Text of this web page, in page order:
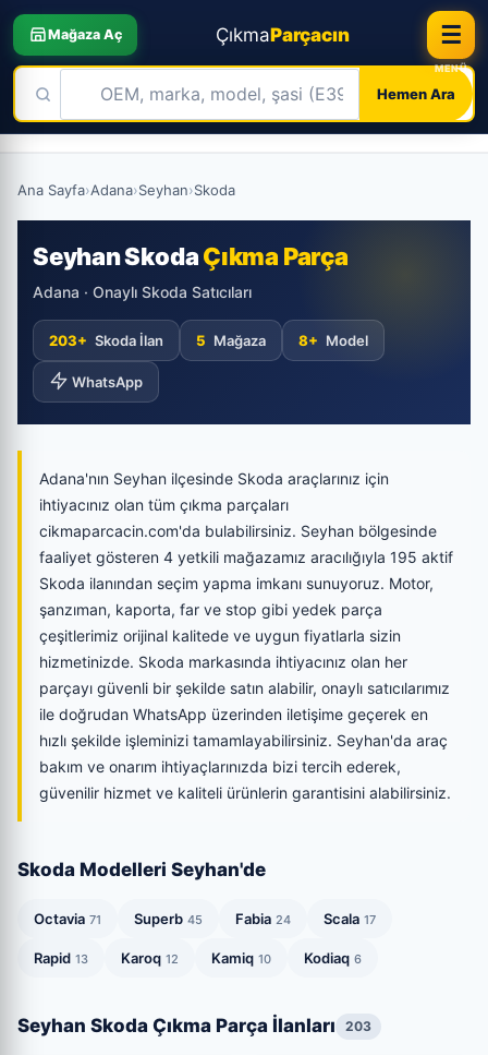
Mağaza Aç ÇıkmaParçacın
Hemen Ara
☰
Ana Sayfa›Adana›Seyhan›Skoda
Seyhan SkodaÇıkma Parça
Adana · Onaylı Skoda Satıcıları
203+ Skoda İlan 5 Mağaza 8+ Model
WhatsApp
Adana'nın Seyhan ilçesinde Skoda araçlarınız için
ihtiyacınız olan tüm çıkma parçaları
cikmaparcacin.com'da bulabilirsiniz. Seyhan bölgesinde
faaliyet gösteren 4 yetkili mağazamız aracılığıyla 195 aktif
Skoda ilanından seçim yapma imkanı sunuyoruz. Motor,
şanzıman, kaporta, far ve stop gibi yedek parça
çeşitlerimiz orijinal kalitede ve uygun fiyatlarla sizin
hizmetinizde. Skoda markasında ihtiyacınız olan her
parçayı güvenli bir şekilde satın alabilir, onaylı satıcılarımız
ile doğrudan WhatsApp üzerinden iletişime geçerek en
hızlı şekilde işleminizi tamamlayabilirsiniz. Seyhan'da araç
bakım ve onarım ihtiyaçlarınızda bizi tercih ederek,
güvenilir hizmet ve kaliteli ürünlerin garantisini alabilirsiniz.
Skoda Modelleri Seyhan'de
Octavia 71 Superb 45 Fabia 24 Scala 17
Rapid 13 Karoq 12 Kamiq 10 Kodiaq 6
Seyhan Skoda Çıkma Parça İlanları 203